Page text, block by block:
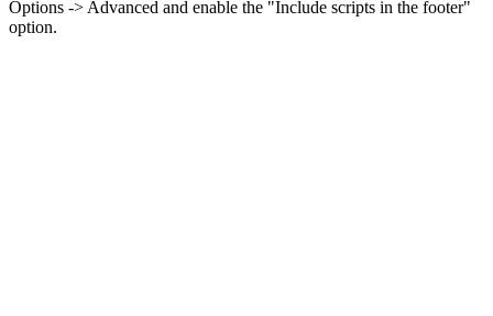
Options -> Advanced and enable the "Include scripts in the footer"
option.